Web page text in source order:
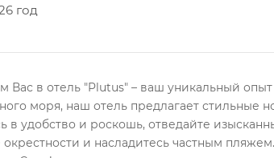
год
номер телефона для связи
Вас в отель "Plutus" – ваш уникальный
моря, наш отель предлагает стильные
в удобство и роскошь, отведайте
окрестности и насладитесь частным
номер